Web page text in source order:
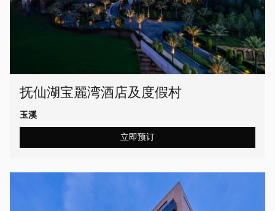
抚仙湖宝麗湾酒店及度假村
玉溪
立即预订